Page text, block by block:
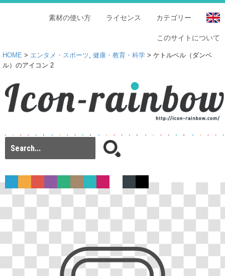
カテゴリー
ライセンス
素材の使い方
このサイトについて
HOME > エンタメ・スポーツ, 健康・教育・科学 > ケトルベル（ダンベ
ル）のアイコン 2